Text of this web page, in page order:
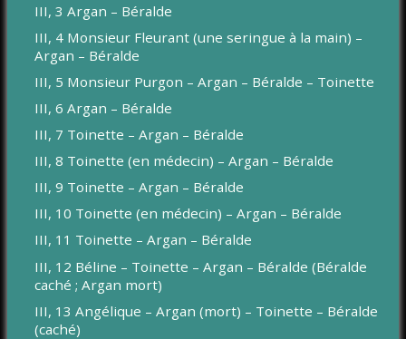
III, 3 Argan – Béralde
III, 4 Monsieur Fleurant (une seringue à la main) –
Argan – Béralde
III, 5 Monsieur Purgon – Argan – Béralde – Toinette
III, 6 Argan – Béralde
III, 7 Toinette – Argan – Béralde
III, 8 Toinette (en médecin) – Argan – Béralde
III, 9 Toinette – Argan – Béralde
III, 10 Toinette (en médecin) – Argan – Béralde
III, 11 Toinette – Argan – Béralde
III, 12 Béline – Toinette – Argan – Béralde (Béralde
caché ; Argan mort)
III, 13 Angélique – Argan (mort) – Toinette – Béralde
(caché)